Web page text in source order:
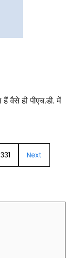
वैसे ही पीएच.डी. में
331 Next